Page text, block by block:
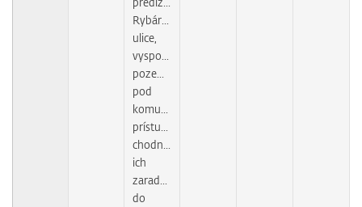
Rybárskej
ulice,
vysporiadanie
pozemkov
pod
komunikáciou,
prístupovými
chodníkmi,
ich
zaradenia
do